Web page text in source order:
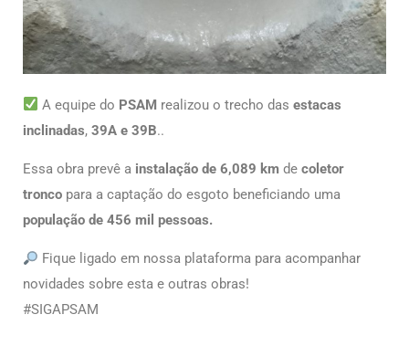
A equipe do PSAM realizou o trecho dasestacas
inclinadas, 39A e 39B..
Essa obra prevê a instalação de 6,089 km de coletor
tronco para a captação do esgoto beneficiando uma
população de 456 mil pessoas.
Fique ligado em nossa plataforma para acompanhar
novidades sobre esta e outras obras!
#SIGAPSAM